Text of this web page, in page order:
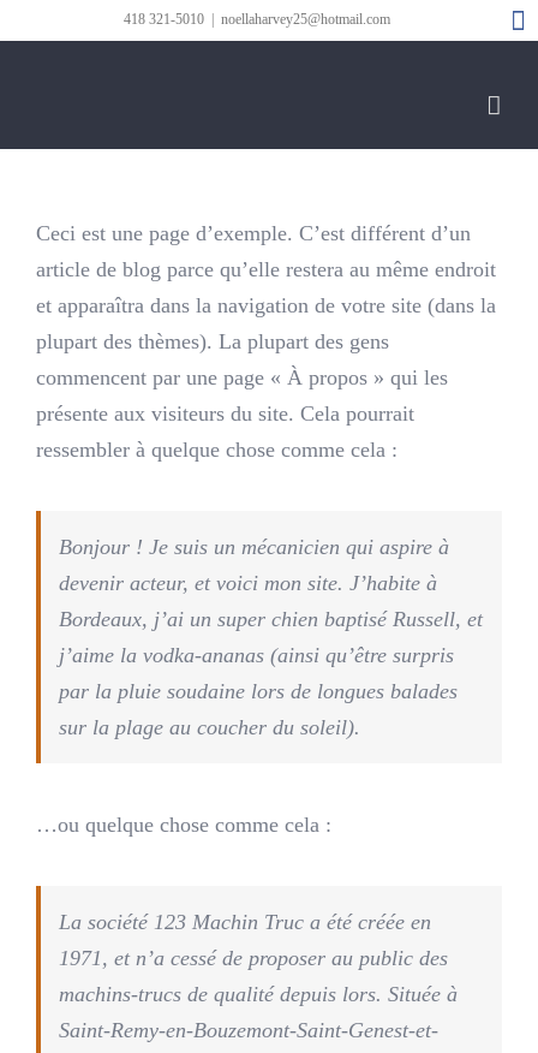
418 321-5010 noellaharvey25@hotmail.com
Ceci est une page d’exemple. C’est différent d’un
article de blog parce qu’elle restera au même endroit
et apparaîtra dans la navigation de votre site (dans la
plupart des thèmes). La plupart des gens
commencent par une page « À propos » qui les
présente aux visiteurs du site. Cela pourrait
ressembler à quelque chose comme cela :
Bonjour ! Je suis un mécanicien qui aspire à
devenir acteur, et voici mon site. J’habite à
Bordeaux, j’ai un super chien baptisé Russell, et
j’aime la vodka-ananas (ainsi qu’être surpris
par la pluie soudaine lors de longues balades
sur la plage au coucher du soleil).
…ou quelque chose comme cela :
La société 123 Machin Truc a été créée en
1971, et n’a cessé de proposer au public des
machins-trucs de qualité depuis lors. Située à
Saint-Remy-en-Bouzemont-Saint-Genest-et-